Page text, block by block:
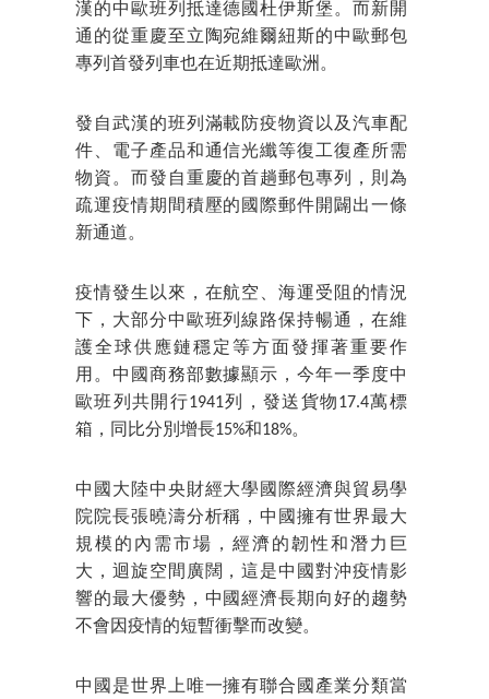
漢的中歐班列抵達德國杜伊斯堡。而新開
通的從重慶至立陶宛維爾紐斯的中歐郵包
專列首發列車也在近期抵達歐洲。
發自武漢的班列滿載防疫物資以及汽車配
件、電子產品和通信光纖等復工復產所需
物資。而發自重慶的首趟郵包專列，則為
疏運疫情期間積壓的國際郵件開闢出一條
新通道。
疫情發生以來，在航空、海運受阻的情況
下，大部分中歐班列線路保持暢通，在維
護全球供應鏈穩定等方面發揮著重要作
用。中國商務部數據顯示，今年一季度中
歐班列共開行1941列，發送貨物17.4萬標
箱，同比分別增長15%和18%。
中國大陸中央財經大學國際經濟與貿易學
院院長張曉濤分析稱，中國擁有世界最大
規模的內需市場，經濟的韌性和潛力巨
大，迴旋空間廣闊，這是中國對沖疫情影
響的最大優勢，中國經濟長期向好的趨勢
不會因疫情的短暫衝擊而改變。
中國是世界上唯一擁有聯合國產業分類當